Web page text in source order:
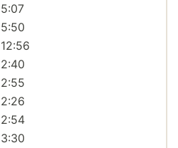
5:07
5:50
12:56
2:40
2:55
2:26
2:54
3:30